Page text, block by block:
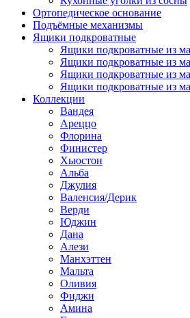
Ортопедическое основание
Подъёмные механизмы
Ящики подкроватные
Ящики подкроватные из
Ящики подкроватные из
Ящики подкроватные из
Ящики подкроватные из
Коллекции
Вандея
Ареццо
Флорина
Финистер
Хьюстон
Альба
Джулия
Валенсия/Дерик
Верди
Юджин
Дана
Алези
Манхэттен
Мальта
Оливия
Фиджи
Амина